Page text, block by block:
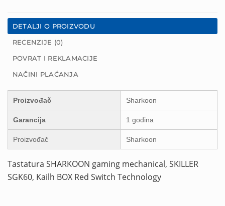
DETALJI O PROIZVODU
RECENZIJE (0)
POVRAT I REKLAMACIJE
NAČINI PLAĆANJA
Proizvođač Sharkoon
Garancija 1 godina
Proizvođač Sharkoon
Tastatura SHARKOON gaming mechanical, SKILLER
SGK60, Kailh BOX Red Switch Technology